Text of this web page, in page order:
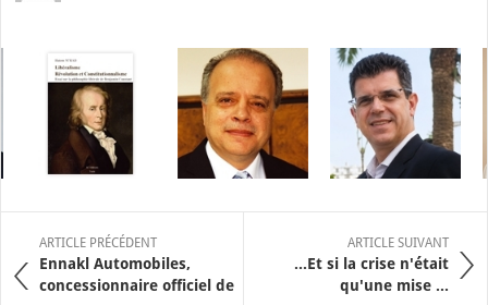
ARTICLE PRÉCÉDENT
Ennakl Automobiles,
concessionnaire officiel de
ARTICLE SUIVANT
…Et si la crise n'était
qu'une mise ...